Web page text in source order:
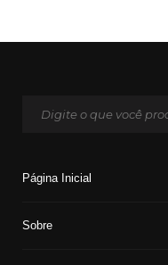
Página Inicial
Sobre